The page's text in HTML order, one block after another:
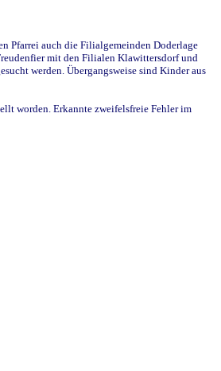
Pfarrei auch die Filialgemeinden Doderlage
mit den Filialen Klawittersdorf und
werden. Übergangsweise sind Kinder aus
worden. Erkannte zweifelsfreie Fehler im